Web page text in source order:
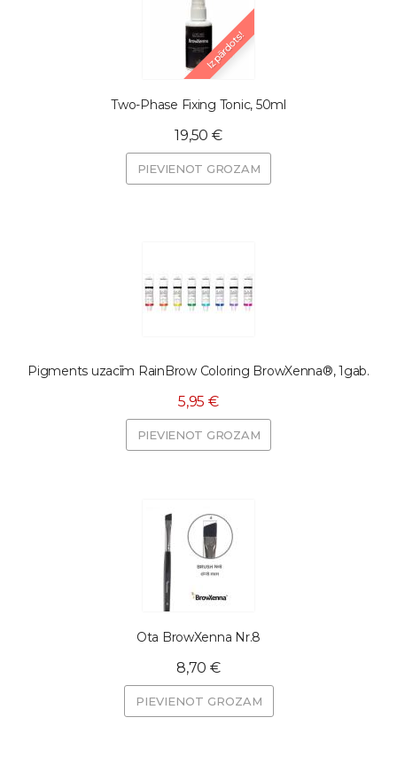
Izpārdots!
Two-Phase Fixing Tonic, 50ml
19,50 €
PIEVIENOT GROZAM
Pigments uzacīm RainBrow Coloring BrowXenna®, 1gab.
5,95 €
PIEVIENOT GROZAM
Ota BrowXenna Nr.8
8,70 €
PIEVIENOT GROZAM